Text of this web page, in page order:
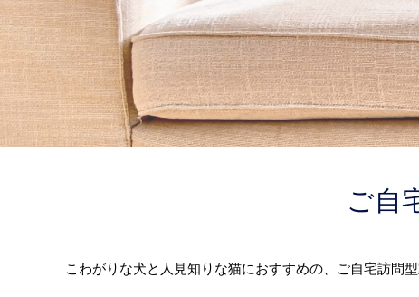
ご自
こわがりな犬と人見知りな猫におすすめの、ご自宅訪問